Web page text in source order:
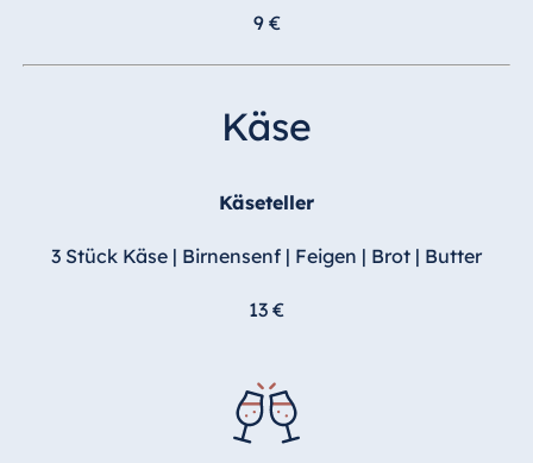
9 €
Käse
Käseteller
3 Stück Käse | Birnensenf | Feigen | Brot | Butter
13 €